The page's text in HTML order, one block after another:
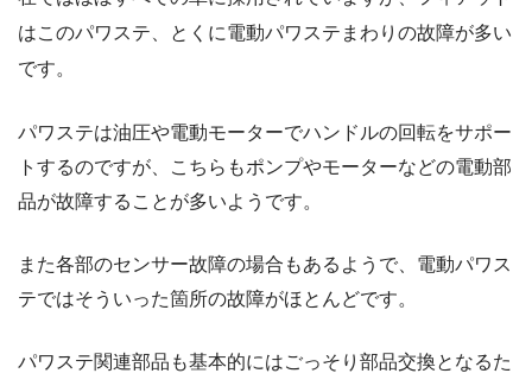
はこのパワステ、とくに電動パワステまわりの故障が多い
です。
パワステは油圧や電動モーターでハンドルの回転をサポー
トするのですが、こちらもポンプやモーターなどの電動部
品が故障することが多いようです。
また各部のセンサー故障の場合もあるようで、電動パワス
テではそういった箇所の故障がほとんどです。
パワステ関連部品も基本的にはごっそり部品交換となるた